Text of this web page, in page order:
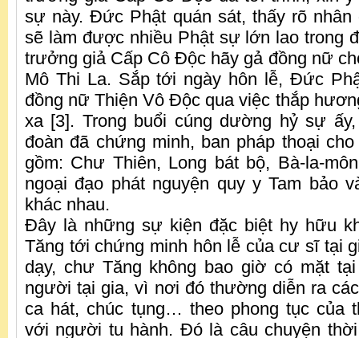
sự này. Đức Phật quán sát, thấy rõ nhân
sẽ làm được nhiều Phật sự lớn lao trong
trưởng giả Cấp Cô Độc hãy gả đồng nữ
Mô Thi La. Sắp tới ngày hôn lễ, Đức
đồng nữ Thiện Vô Độc qua việc thắp
xa [3]. Trong buổi cúng dường hỷ sự
đoàn đã chứng minh, ban pháp thoại
gồm: Chư Thiên, Long bát bộ, Bà-la-
ngoại đạo phát nguyện quy y Tam bảo
khác nhau.
Đây là những sự kiện đặc biệt hy hữu
Tăng tới chứng minh hôn lễ của cư sĩ tại
dạy, chư Tăng không bao giờ có mặt
người tại gia, vì nơi đó thường diễn ra
ca hát, chúc tụng… theo phong tục của
với người tu hành. Đó là câu chuyện